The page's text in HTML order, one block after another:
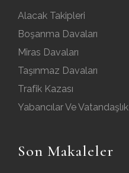
Alacak Takipleri
Boşanma Davaları
Miras Davaları
Taşınmaz Davaları
Trafik Kazası
Yabancılar Ve Vatandaşlık
Son Makaleler